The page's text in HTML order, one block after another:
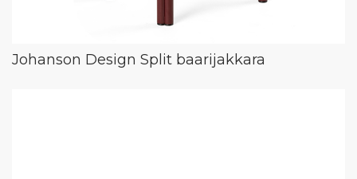
Johanson Design Split baarijakkara